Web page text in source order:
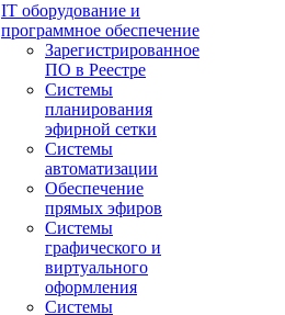
IT оборудование и
программное обеспечение
Зарегистрированное
ПО в Реестре
Системы
планирования
эфирной сетки
Системы
автоматизации
Обеспечение
прямых эфиров
Системы
графического и
виртуального
оформления
Системы